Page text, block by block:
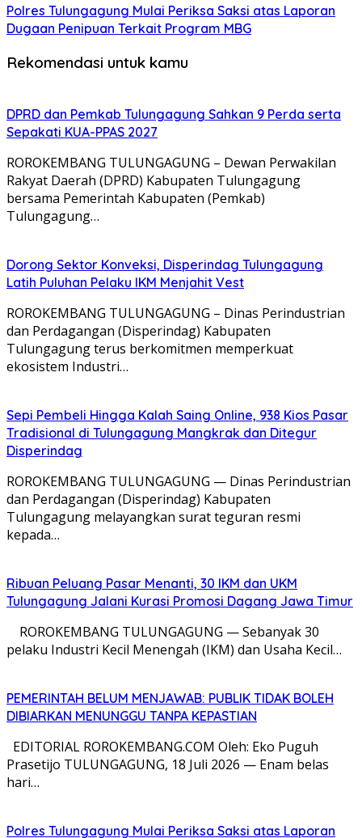
Polres Tulungagung Mulai Periksa Saksi atas Laporan
Dugaan Penipuan Terkait Program MBG
Rekomendasi untuk kamu
DPRD dan Pemkab Tulungagung Sahkan 9 Perda serta
Sepakati KUA-PPAS 2027
ROROKEMBANG TULUNGAGUNG – Dewan Perwakilan
Rakyat Daerah (DPRD) Kabupaten Tulungagung
bersama Pemerintah Kabupaten (Pemkab)
Tulungagung…
Dorong Sektor Konveksi, Disperindag Tulungagung
Latih Puluhan Pelaku IKM Menjahit Vest
​ROROKEMBANG TULUNGAGUNG – Dinas Perindustrian
dan Perdagangan (Disperindag) Kabupaten
Tulungagung terus berkomitmen memperkuat
ekosistem Industri…
Sepi Pembeli Hingga Kalah Saing Online, 938 Kios Pasar
Tradisional di Tulungagung Mangkrak dan Ditegur
Disperindag
ROROKEMBANG TULUNGAGUNG — Dinas Perindustrian
dan Perdagangan (Disperindag) Kabupaten
Tulungagung melayangkan surat teguran resmi
kepada…
Ribuan Peluang Pasar Menanti, 30 IKM dan UKM
Tulungagung Jalani Kurasi Promosi Dagang Jawa Timur
​ ROROKEMBANG TULUNGAGUNG — Sebanyak 30
pelaku Industri Kecil Menengah (IKM) dan Usaha Kecil…
PEMERINTAH BELUM MENJAWAB: PUBLIK TIDAK BOLEH
DIBIARKAN MENUNGGU TANPA KEPASTIAN
EDITORIAL ROROKEMBANG.COM Oleh: Eko Puguh
Prasetijo TULUNGAGUNG, 18 Juli 2026 — Enam belas
hari…
Polres Tulungagung Mulai Periksa Saksi atas Laporan